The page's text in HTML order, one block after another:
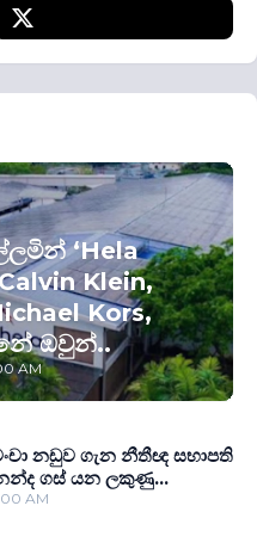
‘Hela
Klein,
Kors,
ඔවුන්..
AM
නඩුව ගැන නීතීඥ සභාපති
ගස් යන ලකුණු...
AM